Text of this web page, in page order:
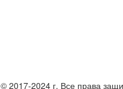
© 2017-2024 г. Все права